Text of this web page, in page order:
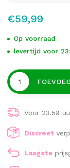
€59,99
Op voorraad
levertijd voor
Voor 23.59
Discreet
Laagste